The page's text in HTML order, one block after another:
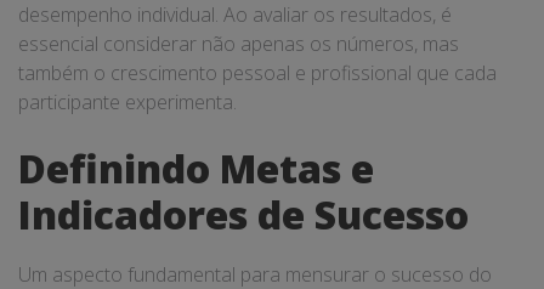
desempenho individual. Ao avaliar os resultados, é
essencial considerar não apenas os números, mas
também o crescimento pessoal e profissional que cada
participante experimenta.
Definindo Metas e
Indicadores de Sucesso
Um aspecto fundamental para mensurar o sucesso do